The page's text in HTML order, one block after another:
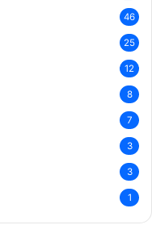
46
25
12
8
7
3
3
1